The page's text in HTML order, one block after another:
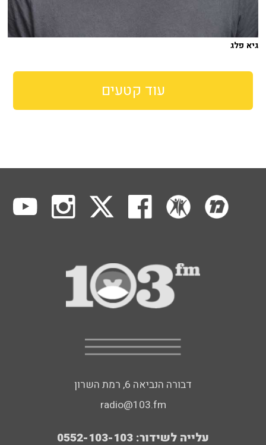
גיא פלג
עוד קטעים
דבורה הנביאה 6, רמת השרון
radio@103.fm
עלייה לשידור: 0552-103-103